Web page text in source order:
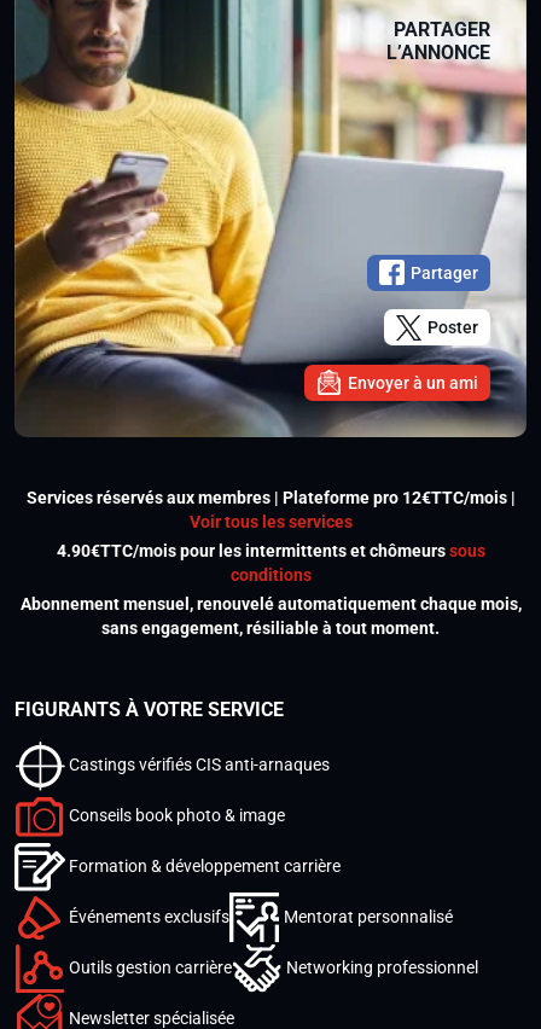
PARTAGER
L’ANNONCE
Partager
Poster
Envoyer à un ami
Services réservés aux membres | Plateforme pro 12€TTC/mois |
Voir tous les services
4.90€TTC/mois pour les intermittents et chômeurssous
conditions
Abonnement mensuel, renouvelé automatiquement chaque mois,
sans engagement, résiliable à tout moment.
FIGURANTS À VOTRE SERVICE
Castings vérifiés CIS anti-arnaques
Conseils book photo & image
Formation & développement carrière
Événements exclusifs Mentorat personnalisé
Outils gestion carrière Networking professionnel
Newsletter spécialisée